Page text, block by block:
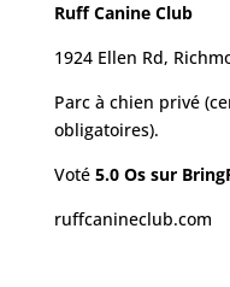
Ruff Canine Club
1924 Ellen Rd,
Parc à chien privé
obligatoires).
Voté5.0 Os sur
ruffcanineclub.com